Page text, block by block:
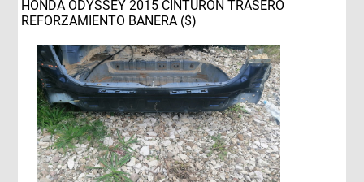
HONDA ODYSSEY 2015 CINTURON TRASERO
REFORZAMIENTO BANERA ($)